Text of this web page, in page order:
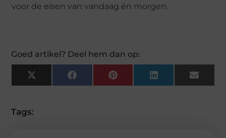
voor de eisen van vandaag én morgen.
Goed artikel? Deel hem dan op:
X
(Twitter)
FacebookPinterestLinkedInEmail
Tags: